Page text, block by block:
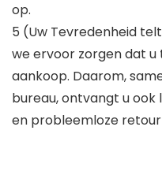
op.
5 (Uw Tevredenheid
we ervoor zorgen dat
aankoop. Daarom,
bureau, ontvangt u
en probleemloze